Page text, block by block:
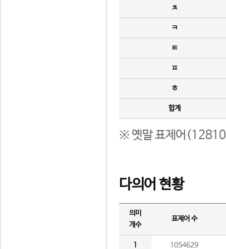
ㅊ
ㅋ
ㅌ
ㅍ
ㅎ
합계
※ 옛말 표제어(12810
다의어 현황
의미
개수
표제어 수
1 1054629